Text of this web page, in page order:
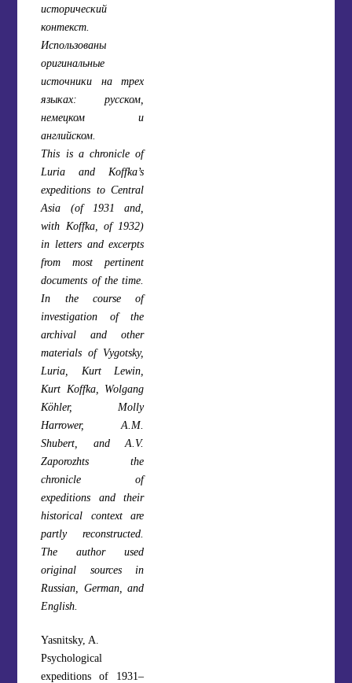
исторический
контекст.
Использованы
оригинальные
источники на трех
языках: русском,
немецком и
английском.
This is a chronicle of
Luria and Koffka’s
expeditions to Central
Asia (of 1931 and,
with Koffka, of 1932)
in letters and excerpts
from most pertinent
documents of the time.
In the course of
investigation of the
archival and other
materials of Vygotsky,
Luria, Kurt Lewin,
Kurt Koffka, Wolgang
Köhler, Molly
Harrower, A.M.
Shubert, and A.V.
Zaporozhts the
chronicle of
expeditions and their
historical context are
partly reconstructed.
The author used
original sources in
Russian, German, and
English.
Yasnitsky, A.
Psychological
expeditions of 1931–